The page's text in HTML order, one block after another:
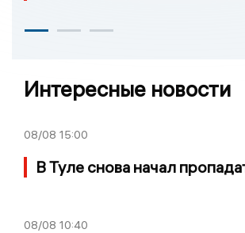
Интересные новости
08/08 15:00
В Туле снова начал
08/08 10:40